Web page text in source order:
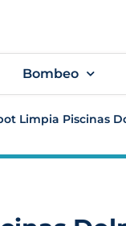
Bombeo
Limpia Piscinas